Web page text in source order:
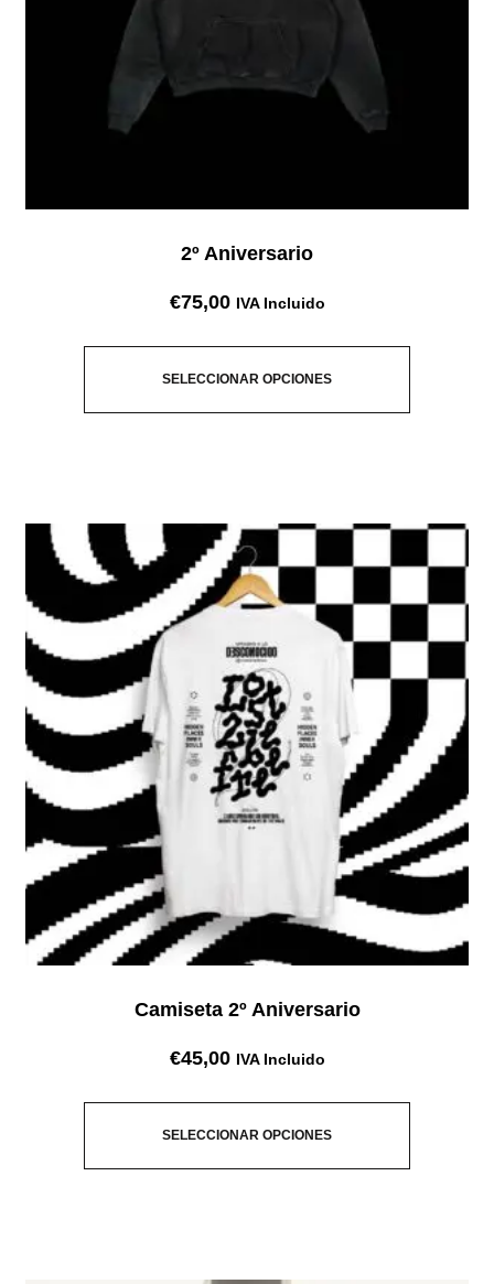
2º Aniversario
€75,00 IVA Incluido
SELECCIONAR OPCIONES
Camiseta 2º Aniversario
€45,00 IVA Incluido
SELECCIONAR OPCIONES